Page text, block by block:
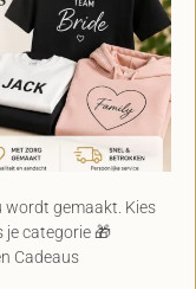
wordt gemaakt. Kies
je categorie 🎁
Cadeaus